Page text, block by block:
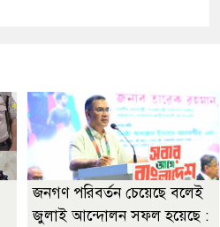
জনগণ পরিবর্তন চেয়েছে বলেই
জুলাই আন্দোলন সফল হয়েছে :